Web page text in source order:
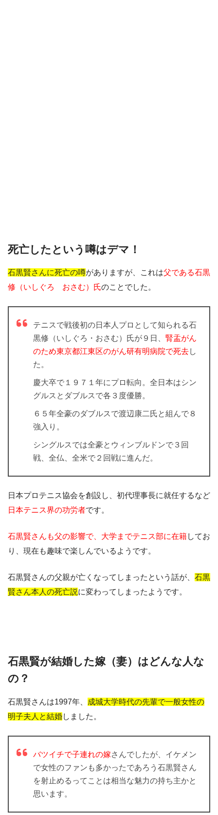
死亡したという噂はデマ！
石黒賢さんに死亡の噂がありますが、これは父である石黒
修（いしぐろ おさむ）氏のことでした。
テニスで戦後初の日本人プロとして知られる石
黒修（いしぐろ・おさむ）氏が９日、 腎盂がん
のため東京都江東区のがん研有明病院で死去し
た。
慶大卒で１９７１年にプロ転向。全日本はシン
グルスとダブルスで各３度優勝。
６５年全豪のダブルスで渡辺康二氏と組んで８
強入り。
シングルスでは全豪とウィンブルドンで３回
戦、全仏、全米で２回戦に進んだ。
日本プロテニス協会を創設し、初代理事長に就任するなど
日本テニス界の功労者です。
石黒賢さんも父の影響で、大学までテニス部に在籍してお
り、現在も趣味で楽しんでいるようです。
石黒賢さんの父親が亡くなってしまったという話が、 石黒
賢さん本人の死亡説に変わってしまった ようです。
石黒賢が結婚した嫁（妻）はどんな人な
の？
石黒賢さんは1997年、
成城大学時代の先輩で一般女性の
明子夫人と結婚しました。
バツイチで子連れの嫁さんでしたが、イケメン
で女性のファンも多かったであろう石黒賢さん
を射止めるってことは相当な魅力の持ち主かと
思います。